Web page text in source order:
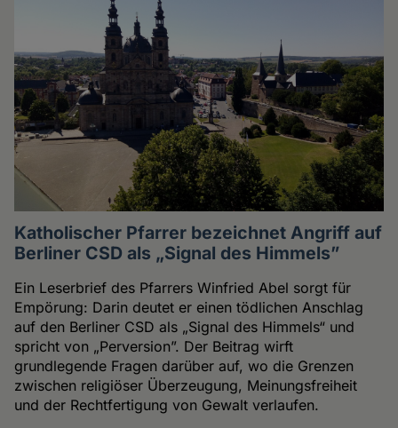
Katholischer Pfarrer bezeichnet Angriff auf
Berliner CSD als „Signal des Himmels”
Ein Leserbrief des Pfarrers Winfried Abel sorgt für
Empörung: Darin deutet er einen tödlichen Anschlag
auf den Berliner CSD als „Signal des Himmels“ und
spricht von „Perversion”. Der Beitrag wirft
grundlegende Fragen darüber auf, wo die Grenzen
zwischen religiöser Überzeugung, Meinungsfreiheit
und der Rechtfertigung von Gewalt verlaufen.